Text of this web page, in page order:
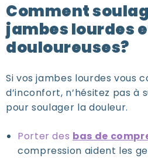
Comment
jambes lourdes
douloureuses?
Si vos jambes lourdes vous
d’inconfort, n’hésitez pas à
pour soulager la douleur.
Porter des bas de
compression aident les